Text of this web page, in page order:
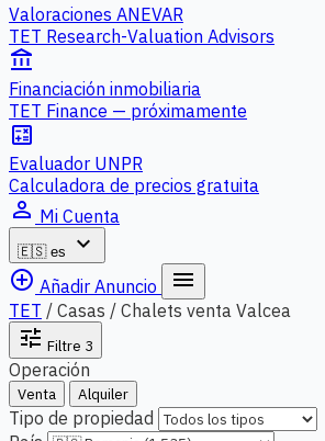
Valoraciones ANEVAR
TET Research-Valuation Advisors
account_balance
Financiación inmobiliaria
TET Finance — próximamente
calculate
Evaluador UNPR
Calculadora de precios gratuita
person_outline Mi Cuenta
🇪🇸 es
expand_more
add_circle_outline Añadir Anuncio menu
TET / Casas / Chalets venta Valcea
tune Filtre 3
Operación
Venta Alquiler
Tipo de propiedad